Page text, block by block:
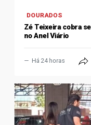
DOURADOS
Zé Teixeira cobra
no Anel Viário
Há 24 horas